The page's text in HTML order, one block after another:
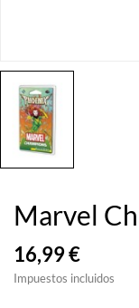
Marvel
16,99 €
Impuestos incluidos